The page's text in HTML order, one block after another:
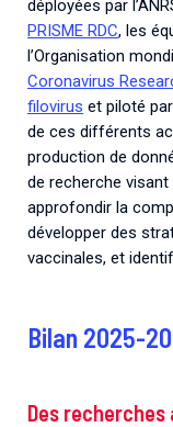
déployées par
PRISME RDC, les
l’Organisation
Coronavirus
filovirus et piloté
de ces différents
production de
de recherche
approfondir la
développer des
vaccinales, et
Bilan 2025-
Des